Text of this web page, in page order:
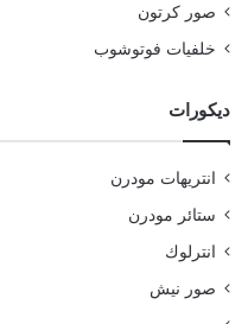
صور كرتون
خلفيات فوتوشوب
ديكورات
انتريهات مودرن
ستائر مودرن
انترلوك
صور نيش